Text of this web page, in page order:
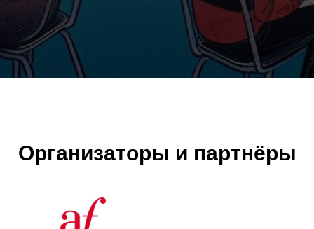
Организаторы и партнёры